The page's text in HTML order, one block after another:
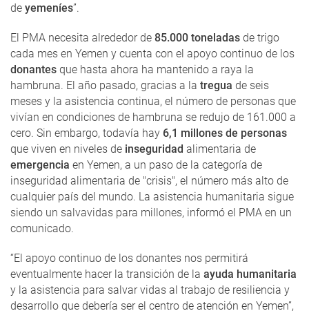
de yemeníes”.
El PMA necesita alrededor de 85.000 toneladas de trigo
cada mes en Yemen y cuenta con el apoyo continuo de los
donantes que hasta ahora ha mantenido a raya la
hambruna. El año pasado, gracias a la tregua de seis
meses y la asistencia continua, el número de personas que
vivían en condiciones de hambruna se redujo de 161.000 a
cero. Sin embargo, todavía hay 6,1 millones de personas
que viven en niveles de inseguridad alimentaria de
emergencia en Yemen, a un paso de la categoría de
inseguridad alimentaria de "crisis", el número más alto de
cualquier país del mundo. La asistencia humanitaria sigue
siendo un salvavidas para millones, informó el PMA en un
comunicado.
“El apoyo continuo de los donantes nos permitirá
eventualmente hacer la transición de la ayuda humanitaria
y la asistencia para salvar vidas al trabajo de resiliencia y
desarrollo que debería ser el centro de atención en Yemen”,